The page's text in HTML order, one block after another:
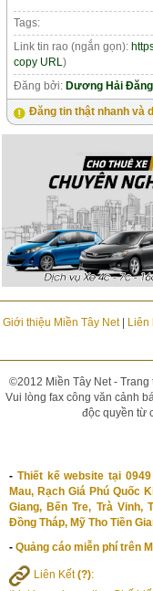
Tags:
Link tin rao (ngắn gọn):
copy URL)
Đăng bởi:Dương Hải Đăng
Đăng tin thật nhanh và
Giới thiệu Miền Tây Net| Liên
©2012 Miền Tây Net -
Vui lòng fax công văn cảnh
độc quyền từ
- Thiết kế website tại
Mau, Rạch Giá Phú Quốc
Giang, Bến Tre, Trà Vinh,
Đồng Tháp, Mỹ Tho Tiền
- Quảng cáo miễn phí trên
Liên Kết(?):